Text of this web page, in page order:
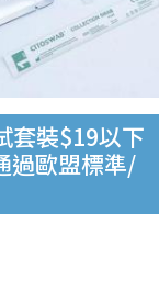
套裝$19以下
過歐盟標準/